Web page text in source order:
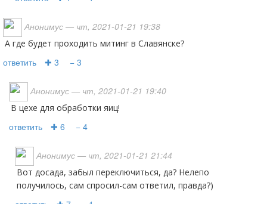
Анонимус — чт, 2021-01-21 19:38
А где будет проходить митинг в Славянске?
ответить ✚ 3 − 3
Анонимус — чт, 2021-01-21 19:40
В цехе для обработки яиц!
ответить ✚ 6 − 4
Анонимус — чт, 2021-01-21 21:44
Вот досада, забыл переключиться, да? Нелепо
получилось, сам спросил-сам ответил, правда?)